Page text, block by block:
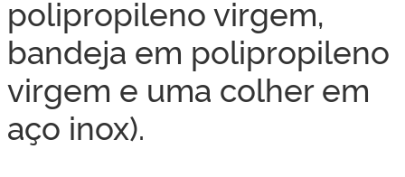
polipropileno virgem,
bandeja em polipropileno
virgem e uma colher em
aço inox).